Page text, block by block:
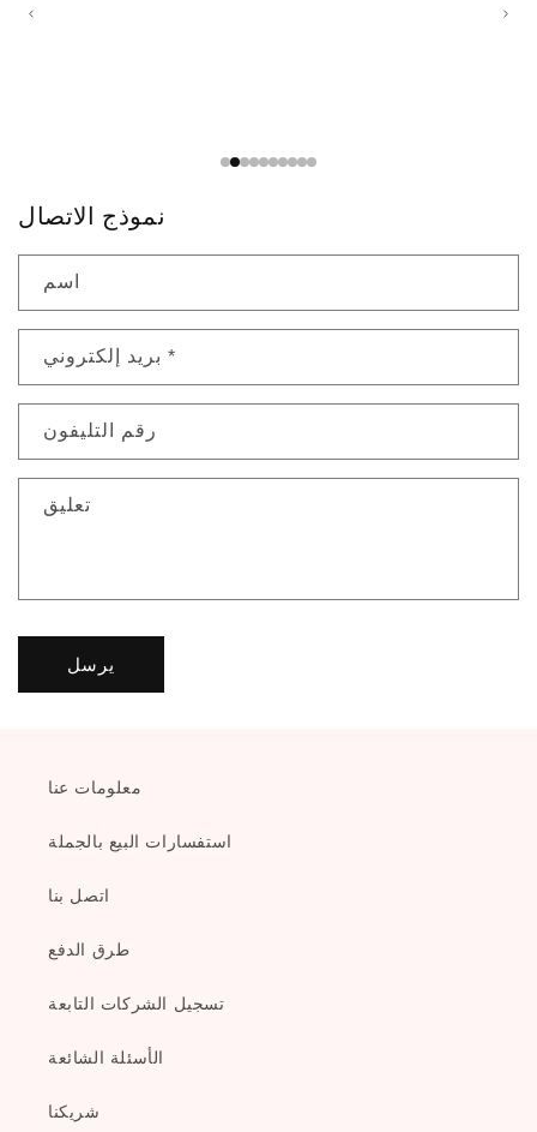
نموذج الاتصال
اسم
*
رقم التليفون
تعليق
يرسل
معلومات عنا
استفسارات البيع بالجملة
اتصل بنا
طرق الدفع
تسجيل الشركات التابعة
الأسئلة الشائعة
شريكنا